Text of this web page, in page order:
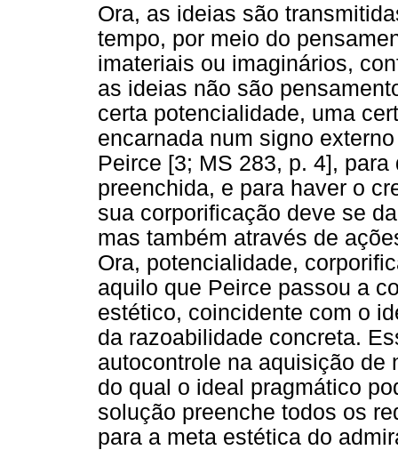
Ora, as ideias são
tempo, por meio do
imateriais ou imaginários,
as ideias não são
certa potencialidade, uma
encarnada num signo
Peirce [3; MS 283, p. 4],
preenchida, e para haver o
sua corporificação deve se
mas também através de
Ora, potencialidade,
aquilo que Peirce passou a
estético, coincidente com o
da razoabilidade concreta.
autocontrole na aquisição de
do qual o ideal pragmático
solução preenche todos os
para a meta estética do